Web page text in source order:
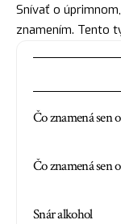
Snívať o
znamením. Tento
Čo znamená sen
Čo znamená sen
Snár alkohol